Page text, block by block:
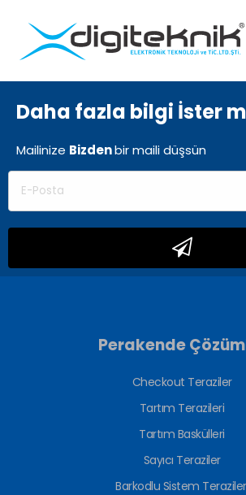
Daha fazla bilgi İster
Mailinize Bizdenbirmaili düşsün
Perakende
Checkout Teraziler
Tartım Terazileri
Tartım Baskülleri
Sayıcı Teraziler
Barkodlu Sistem